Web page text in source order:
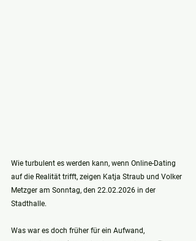
Wie turbulent es werden kann, wenn Online-Dating
auf die Realität trifft, zeigen Katja Straub und Volker
Metzger am Sonntag, den 22.02.2026 in der
Stadthalle.
Was war es doch früher für ein Aufwand,